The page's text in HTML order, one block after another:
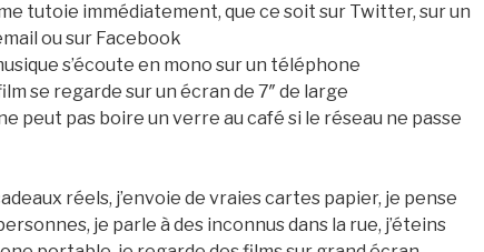
tutoie immédiatement, que ce soit sur Twitter, sur un
ou sur Facebook
s’écoute en mono sur un téléphone
se regarde sur un écran de 7″ de large
peut pas boire un verre au café si le réseau ne passe
réels, j’envoie de vraies cartes papier, je pense
je parle à des inconnus dans la rue, j’éteins